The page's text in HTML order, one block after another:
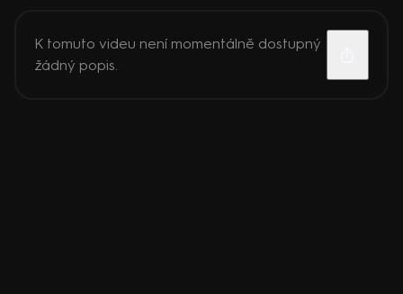
K tomuto videu není momentálně dostupný
žádný popis.